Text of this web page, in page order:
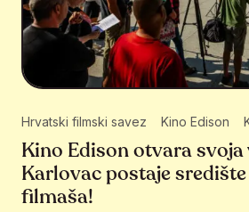
Hrvatski filmski savez Kino Edison
Kino Edison otvara svoja
Karlovac postaje
filmaša!